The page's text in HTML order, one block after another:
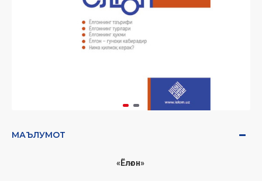
МАЪЛУМОТ
«Ёлғон»